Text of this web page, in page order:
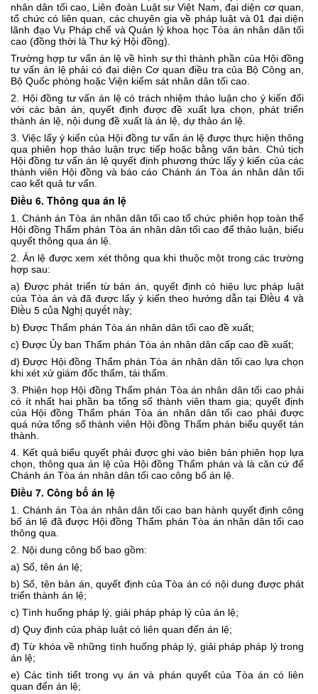
nhân dân tối cao, Liên đoàn Luật sư Việt Nam, đại diện cơ quan,
tổ chức có liên quan, các chuyên gia về pháp luật và 01 đại diện
lãnh đạo Vụ Pháp chế và Quản lý khoa học Tòa án nhân dân tối
cao (đồng thời là Thư ký Hội đồng).
Trường hợp tư vấn án lệ về hình sự thì thành phần của Hội đồng
tư vấn án lệ phải có đại diện Cơ quan điều tra của Bộ Công an,
Bộ Quốc phòng hoặc Viện kiểm sát nhân dân tối cao.
2. Hội đồng tư vấn án lệ có trách nhiệm thảo luận cho ý kiến đối
với các bản án, quyết định được đề xuất lựa chọn, phát triển
thành án lệ, nội dung đề xuất là án lệ, dự thảo án lệ.
3. Việc lấy ý kiến của Hội đồng tư vấn án lệ được thực hiện thông
qua phiên họp thảo luận trực tiếp hoặc bằng văn bản. Chủ tịch
Hội đồng tư vấn án lệ quyết định phương thức lấy ý kiến của các
thành viên Hội đồng và báo cáo Chánh án Tòa án nhân dân tối
cao kết quả tư vấn.
Điều 6. Thông qua án lệ
1. Chánh án Tòa án nhân dân tối cao tổ chức phiên họp toàn thể
Hội đồng Thẩm phán Tòa án nhân dân tối cao để thảo luận, biểu
quyết thông qua án lệ.
2. Án lệ được xem xét thông qua khi thuộc một trong các trường
hợp sau:
a) Được phát triển từ bản án, quyết định có hiệu lực pháp luật
của Tòa án và đã được lấy ý kiến theo hướng dẫn tạiĐiều 4 và
Điều 5 của Nghị quyết này;
b) Được Thẩm phán Tòa án nhân dân tối cao đề xuất;
c) Được Ủy ban Thẩm phán Tòa án nhân dân cấp cao đề xuất;
d) Được Hội đồng Thẩm phán Tòa án nhân dân tối cao lựa chọn
khi xét xử giám đốc thẩm, tái thẩm.
3. Phiên họp Hội đồng Thẩm phán Tòa án nhân dân tối cao phải
có ít nhất hai phần ba tổng số thành viên tham gia; quyết định
của Hội đồng Thẩm phán Tòa án nhân dân tối cao phải được
quá nửa tổng số thành viên Hội đồng Thẩm phán biểu quyết tán
thành.
4. Kết quả biểu quyết phải được ghi vào biên bản phiên họp lựa
chọn, thông qua án lệ của Hội đồng Thẩm phán và là căn cứ để
Chánh án Tòa án nhân dân tối cao công bố án lệ.
Điều 7. Công bố án lệ
1. Chánh án Tòa án nhân dân tối cao ban hành quyết định công
bố án lệ đã được Hội đồng Thẩm phán Tòa án nhân dân tối cao
thông qua.
2. Nội dung công bố bao gồm:
a) Số, tên án lệ;
b) Số, tên bản án, quyết định của Tòa án có nội dung được phát
triển thành án lệ;
c) Tình huống pháp lý, giải pháp pháp lý của án lệ;
d) Quy định của pháp luật có liên quan đến án lệ;
đ) Từ khóa về những tình huống pháp lý, giải pháp pháp lý trong
án lệ;
e) Các tình tiết trong vụ án và phán quyết của Tòa án có liên
quan đến án lệ;